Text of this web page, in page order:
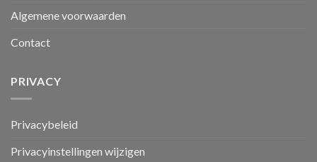
Algemene voorwaarden
Contact
PRIVACY
Privacybeleid
Privacyinstellingen wijzigen